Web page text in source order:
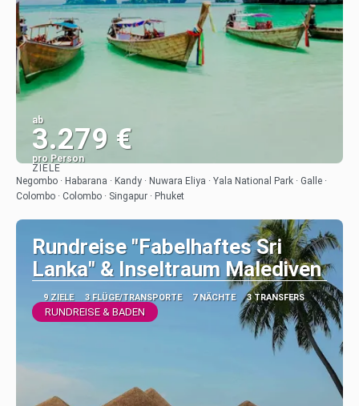
ab
3.279 €
pro Person
Sehen
ZIELE
Negombo · Habarana · Kandy · Nuwara Eliya · Yala National Park · Galle ·
Colombo · Colombo · Singapur · Phuket
Rundreise "Fabelhaftes Sri
Lanka" & Inseltraum Malediven
9 ZIELE 3 FLÜGE/TRANSPORTE 7 NÄCHTE 3 TRANSFERS
RUNDREISE & BADEN